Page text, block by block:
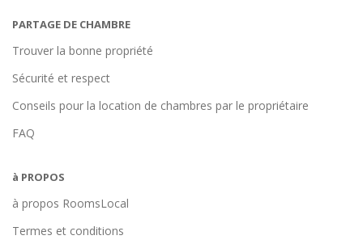
PARTAGE DE CHAMBRE
Trouver la bonne propriété
Sécurité et respect
Conseils pour la location de chambres par le propriétaire
FAQ
à PROPOS
à propos RoomsLocal
Termes et conditions